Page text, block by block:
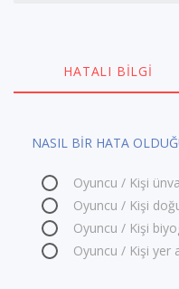
HATALI BILGI
NASIL BİR HATA
Oyuncu / Kişi
Oyuncu / Kişi
Oyuncu / Kişi
Oyuncu / Kişi yer